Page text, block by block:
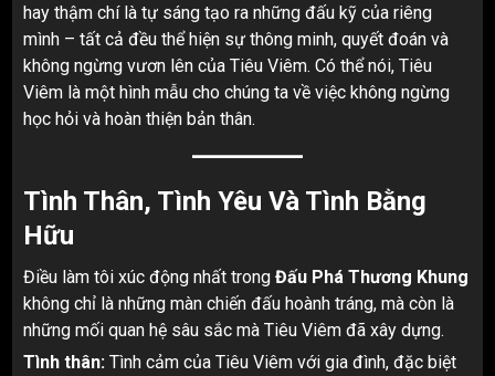
hay thậm chí là tự sáng tạo ra những đấu kỹ của riêng
mình – tất cả đều thể hiện sự thông minh, quyết đoán và
không ngừng vươn lên của Tiêu Viêm. Có thể nói, Tiêu
Viêm là một hình mẫu cho chúng ta về việc không ngừng
học hỏi và hoàn thiện bản thân.
Tình Thân, Tình Yêu Và Tình Bằng
Hữu
Điều làm tôi xúc động nhất trong Đấu Phá Thương Khung
không chỉ là những màn chiến đấu hoành tráng, mà còn là
những mối quan hệ sâu sắc mà Tiêu Viêm đã xây dựng.
Tình thân: Tình cảm của Tiêu Viêm với gia đình, đặc biệt